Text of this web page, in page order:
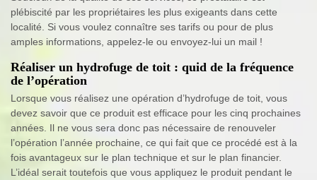
plébiscité par les propriétaires les plus exigeants dans cette
localité. Si vous voulez connaître ses tarifs ou pour de plus
amples informations, appelez-le ou envoyez-lui un mail !
Réaliser un hydrofuge de toit : quid de la fréquence
de l’opération
Lorsque vous réalisez une opération d’hydrofuge de toit, vous
devez savoir que ce produit est efficace pour les cinq prochaines
années. Il ne vous sera donc pas nécessaire de renouveler
l’opération l’année prochaine, ce qui fait que ce procédé est à la
fois avantageux sur le plan technique et sur le plan financier.
L’idéal serait toutefois que vous appliquez le produit pendant le